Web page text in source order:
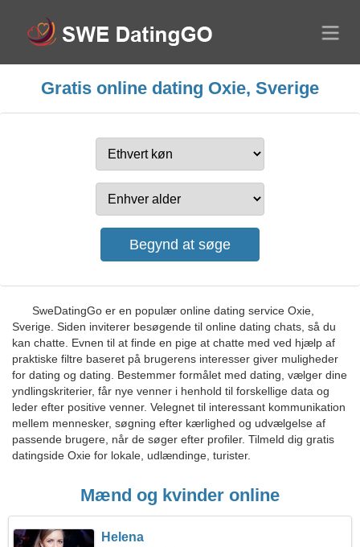
Gratis online dating Oxie, Sverige
SweDatingGo er en populær online dating service Oxie,
Sverige. Siden inviterer besøgende til online dating chats, så du
kan chatte. Evnen til at finde en pige at chatte med ved hjælp af
praktiske filtre baseret på brugerens interesser giver muligheder
for dating og dating. Bestemmer formålet med dating, vælger dine
yndlingskriterier, får nye venner i henhold til forskellige data og
leder efter positive venner. Velegnet til interessant kommunikation
mellem mennesker, søgning efter kærlighed og udvælgelse af
passende brugere, når de søger efter profiler. Tilmeld dig gratis
datingside Oxie for lokale, udlændinge, turister.
Mænd og kvinder online
Helena